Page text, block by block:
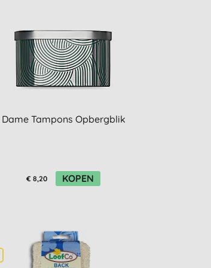
Dame Tampons Opbergblik
€ 8,20 KOPEN